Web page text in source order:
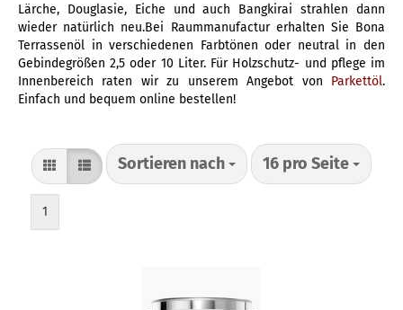
Lärche, Douglasie, Eiche und auch Bangkirai strahlen dann
wieder natürlich neu.Bei Raummanufactur erhalten Sie Bona
Terrassenöl in verschiedenen Farbtönen oder neutral in den
Gebindegrößen 2,5 oder 10 Liter. Für Holzschutz- und pflege im
Innenbereich raten wir zu unserem Angebot von
Parkettöl.
Einfach und bequem online bestellen!
Sortieren nach 16 pro Seite
1